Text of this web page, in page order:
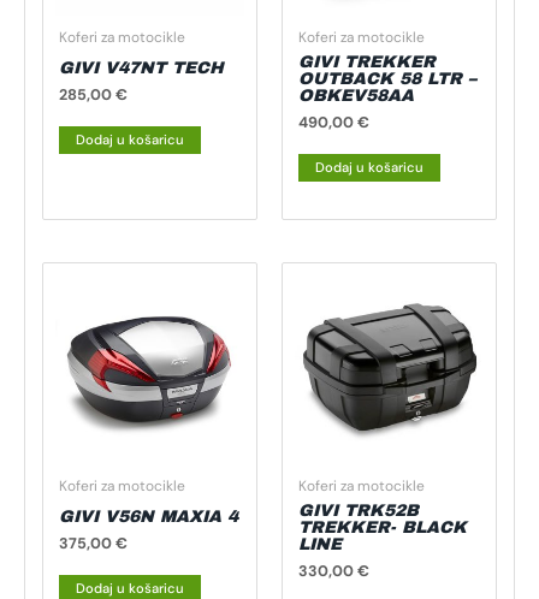
Koferi za motocikle
GIVI V47NT TECH
285,00€
Dodaj u košaricu
Koferi za motocikle
GIVI TREKKER
OUTBACK 58 LTR –
OBKEV58AA
490,00€
Dodaj u košaricu
Koferi za motocikle
GIVI V56N MAXIA 4
375,00€
Dodaj u košaricu
Koferi za motocikle
GIVI TRK52B
TREKKER- BLACK
LINE
330,00€